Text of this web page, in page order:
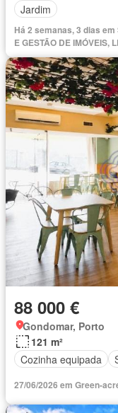
Jardim
Há 2 semanas, 3 dias
E GESTÃO DE IMÓVEIS,
88 000 €
Gondomar, Porto
121 m²
Cozinha equipada
27/06/2026 em Green-